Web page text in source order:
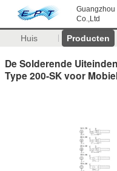
Guangzhou
Co.,Ltd
Huis Producten
De Solderende
Type 200-SK voor